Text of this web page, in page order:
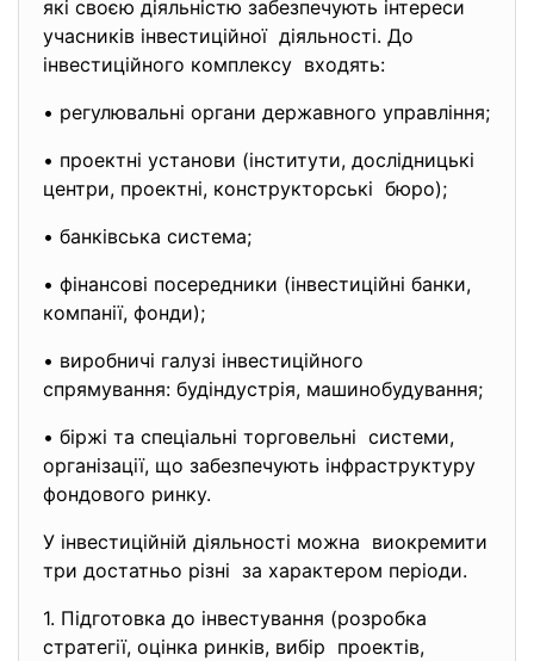
які своєю діяльністю забезпечують інтереси
учасників інвестиційної діяльності. До
інвестиційного комплексу входять:
• регулювальні органи державного управління;
• проектні установи (інститути, дослідницькі
центри, проектні, конструкторські бюро);
• банківська система;
• фінансові посередники (інвестиційні банки,
компанії, фонди);
• виробничі галузі інвестиційного
спрямування: будіндустрія, машинобудування;
• біржі та спеціальні торговельні системи,
організації, що забезпечують інфраструктуру
фондового ринку.
У інвестиційній діяльності можна виокремити
три достатньо різні за характером періоди.
1. Підготовка до інвестування (розробка
стратегії, оцінка ринків, вибір проектів,